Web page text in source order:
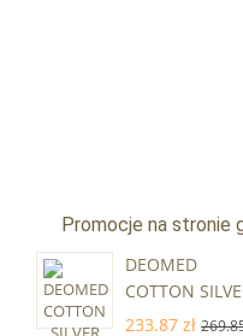
Promocje na stronie
DEOMED
COTTON
PAKIET 15 par
233.87 zł